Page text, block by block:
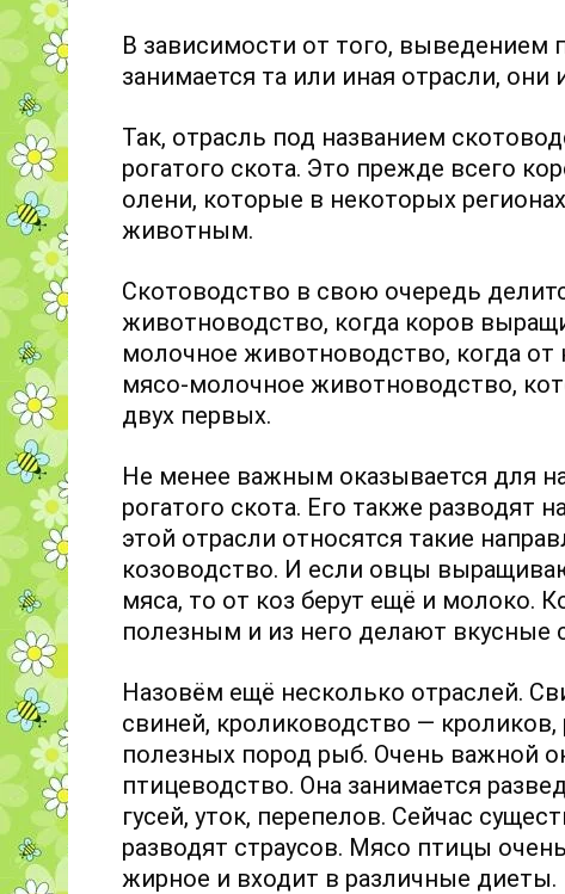
В зависимости от того, выведением
занимается та или иная отрасли, они
Так, отрасль под названием
рогатого скота. Это прежде всего
олени, которые в некоторых
животным.
Скотоводство в свою очередь
животноводство, когда коров
молочное животноводство, когда
мясо-молочное животноводство,
двух первых.
Не менее важным оказывается для
рогатого скота. Его также разводят
этой отрасли относятся такие
козоводство. И если овцы
мяса, то от коз берут ещё и молоко.
полезным и из него делают вкусные
Назовём ещё несколько отраслей.
свиней, кролиководство —
полезных пород рыб. Очень важной
птицеводство. Она занимается
гусей, уток, перепелов. Сейчас
разводят страусов. Мясо птицы
жирное и входит в различные диеты.